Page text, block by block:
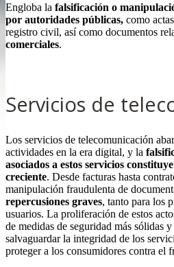
Engloba la falsificación o
por autoridades públicas, como
registro civil, así como documentos
comerciales.
Servicios de
Los servicios de telecomunicación
actividades en la era digital, y la
asociados a estos servicios
creciente. Desde facturas hasta
manipulación fraudulenta de
repercusiones graves, tanto para los
usuarios. La proliferación de estos
de medidas de seguridad más sólidas
salvaguardar la integridad de los
proteger a los consumidores contra el